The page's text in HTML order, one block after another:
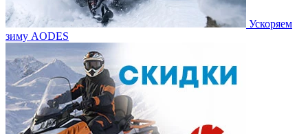
Ускоряем
зиму AODES